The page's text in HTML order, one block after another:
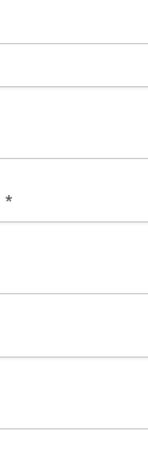
*